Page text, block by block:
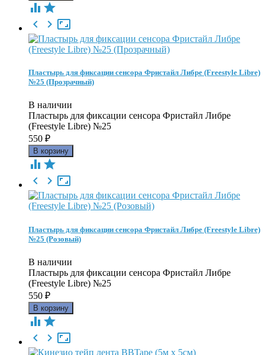
 

 
Пластырь для фиксации сенсора Фристайл Либре (Freestyle Libre)
№25 (Прозрачный)
В наличии
Пластырь для фиксации сенсора Фристайл Либре
(Freestyle Libre) №25
550 ₽
 

 
Пластырь для фиксации сенсора Фристайл Либре (Freestyle Libre)
№25 (Розовый)
В наличии
Пластырь для фиксации сенсора Фристайл Либре
(Freestyle Libre) №25
550 ₽
 

 